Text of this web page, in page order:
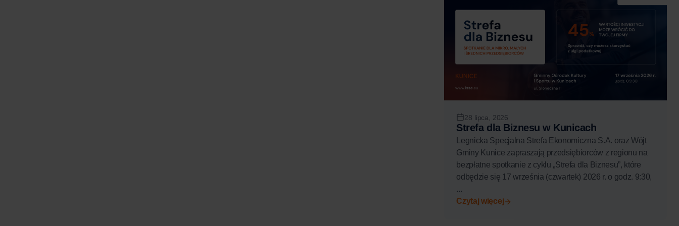
28 lipca, 2026
Strefa dla Biznesu w Kunicach
Legnicka Specjalna Strefa Ekonomiczna S.A. oraz Wójt
Gminy Kunice zapraszają przedsiębiorców z regionu na
bezpłatne spotkanie z cyklu „Strefa dla Biznesu”, które
odbędzie się 17 września (czwartek) 2026 r. o godz. 9:30,
...
Czytaj więcej